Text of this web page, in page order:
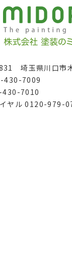
埼玉県川口市
430-7009
430-7010
ヤル 0120-979-